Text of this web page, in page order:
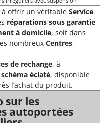
terre pour tracteur
à offrir un véritable Service
réparations sous garantie
à domicile, soit dans
nombreux Centres
de rechange, à
schéma éclaté, disponible
l’achat du produit.
sur les
autoportées